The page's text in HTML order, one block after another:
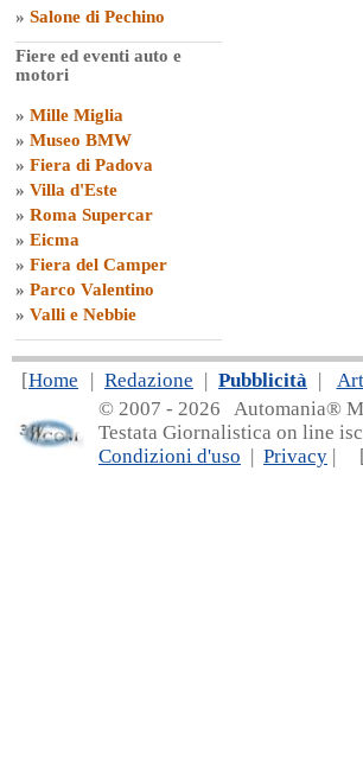
» Salone di Pechino
Fiere ed eventi auto e
motori
» Mille Miglia
» Museo BMW
» Fiera di Padova
» Villa d'Este
» Roma Supercar
» Eicma
» Fiera del Camper
» Parco Valentino
» Valli e Nebbie
[Home | Redazione | Pubblicità |
© 2007 - 2026 Automania®
Testata Giornalistica on line
Condizioni d'uso | Privacy |